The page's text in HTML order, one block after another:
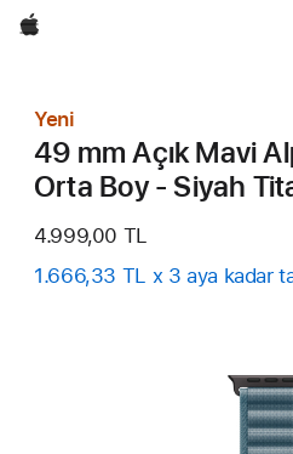
wzlhp
Yeni
49 mm Açık Mavi
Orta Boy - Siyah
4.999,00 TL
1.666,33 TL x 3 aya kadar